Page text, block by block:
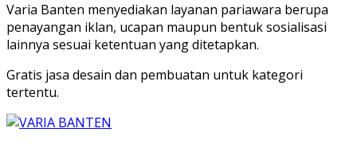
Varia Banten menyediakan layanan pariawara berupa
penayangan iklan, ucapan maupun bentuk sosialisasi
lainnya sesuai ketentuan yang ditetapkan.
Gratis jasa desain dan pembuatan untuk kategori
tertentu.